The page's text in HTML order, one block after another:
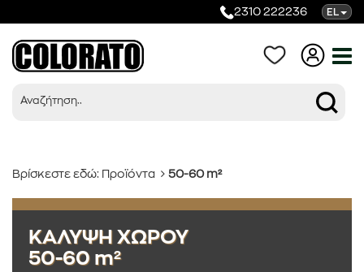
2310 222236 EL
Κατηγορίες
Βρίσκεστε εδώ: Προϊόντα 50-60 m²
ΚΑΛΥΨΗ ΧΩΡΟΥ
50-60 m²